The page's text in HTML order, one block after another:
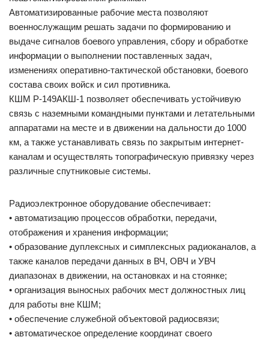
Автоматизированные рабочие места позволяют
военнослужащим решать задачи по формированию и
выдаче сигналов боевого управления, сбору и обработке
информации о выполнении поставленных задач,
изменениях оперативно-тактической обстановки, боевого
состава своих войск и сил противника.
КШМ Р-149АКШ-1 позволяет обеспечивать устойчивую
связь с наземными командными пунктами и летательными
аппаратами на месте и в движении на дальности до 1000
км, а также устанавливать связь по закрытым интернет-
каналам и осуществлять топографическую привязку через
различные спутниковые системы.
Радиоэлектронное оборудование обеспечивает:
• автоматизацию процессов обработки, передачи,
отображения и хранения информации;
• образование дуплексных и симплексных радиоканалов, а
также каналов передачи данных в ВЧ, ОВЧ и УВЧ
диапазонах в движении, на остановках и на стоянке;
• организация выносных рабочих мест должностных лиц
для работы вне КШМ;
• обеспечение служебной объектовой радиосвязи;
• автоматическое определение координат своего